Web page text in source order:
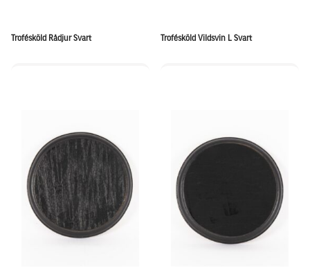
Trofésköld Rådjur Svart Trofésköld Vildsvin L Svart